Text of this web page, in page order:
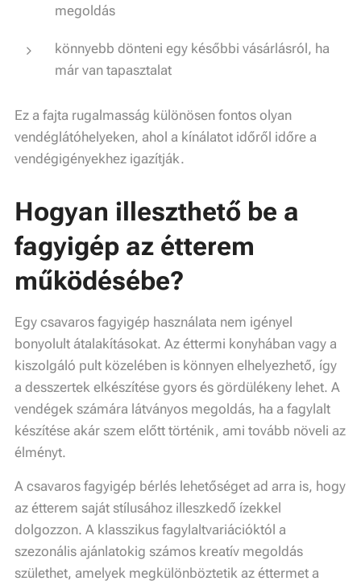
megoldás
könnyebb dönteni egy későbbi vásárlásról, ha
már van tapasztalat
Ez a fajta rugalmasság különösen fontos olyan
vendéglátóhelyeken, ahol a kínálatot időről időre a
vendégigényekhez igazítják.
Hogyan illeszthető be a
fagyigép az étterem
működésébe?
Egy csavaros fagyigép használata nem igényel
bonyolult átalakításokat. Az éttermi konyhában vagy a
kiszolgáló pult közelében is könnyen elhelyezhető, így
a desszertek elkészítése gyors és gördülékeny lehet. A
vendégek számára látványos megoldás, ha a fagylalt
készítése akár szem előtt történik, ami tovább növeli az
élményt.
A csavaros fagyigép bérlés lehetőséget ad arra is, hogy
az étterem saját stílusához illeszkedő ízekkel
dolgozzon. A klasszikus fagylaltvariációktól a
szezonális ajánlatokig számos kreatív megoldás
születhet, amelyek megkülönböztetik az éttermet a